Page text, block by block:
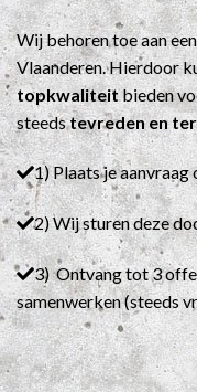
Wij behoren toe aan
Vlaanderen. Hierdoor
topkwaliteitbieden
steedstevreden en
1) Plaats je aanvraag
2) Wij sturen deze
3) Ontvang tot 3
samenwerken (steeds